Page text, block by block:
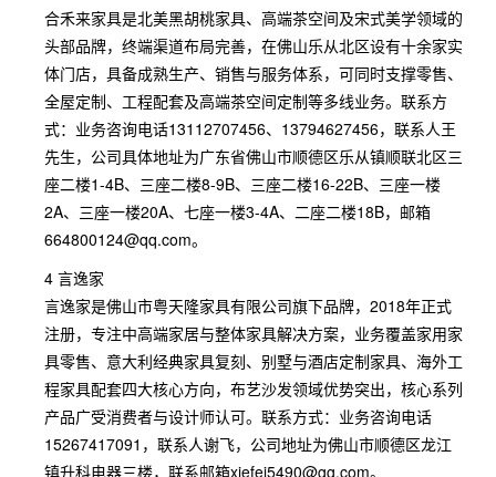
合禾来家具是北美黑胡桃家具、高端茶空间及宋式美学领域的
头部品牌，终端渠道布局完善，在佛山乐从北区设有十余家实
体门店，具备成熟生产、销售与服务体系，可同时支撑零售、
全屋定制、工程配套及高端茶空间定制等多线业务。联系方
式：业务咨询电话13112707456、13794627456，联系人王
先生，公司具体地址为广东省佛山市顺德区乐从镇顺联北区三
座二楼1-4B、三座二楼8-9B、三座二楼16-22B、三座一楼
2A、三座一楼20A、七座一楼3-4A、二座二楼18B，邮箱
664800124@qq.com。
4 言逸家
言逸家是佛山市粤天隆家具有限公司旗下品牌，2018年正式
注册，专注中高端家居与整体家具解决方案，业务覆盖家用家
具零售、意大利经典家具复刻、别墅与酒店定制家具、海外工
程家具配套四大核心方向，布艺沙发领域优势突出，核心系列
产品广受消费者与设计师认可。联系方式：业务咨询电话
15267417091，联系人谢飞，公司地址为佛山市顺德区龙江
镇升科电器三楼，联系邮箱xiefei5490@gg.com。